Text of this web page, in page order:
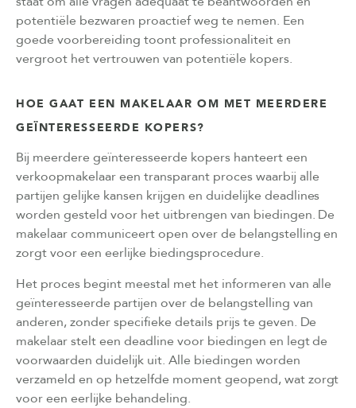
potentiële bezwaren proactief weg te nemen. Een
goede voorbereiding toont professionaliteit en
vergroot het vertrouwen van potentiële kopers.
HOE GAAT EEN MAKELAAR OM MET MEERDERE
GEÏNTERESSEERDE KOPERS?
Bij meerdere geïnteresseerde kopers hanteert een
verkoopmakelaar een transparant proces waarbij alle
partijen gelijke kansen krijgen en duidelijke deadlines
worden gesteld voor het uitbrengen van biedingen. De
makelaar communiceert open over de belangstelling en
zorgt voor een eerlijke biedingsprocedure.
Het proces begint meestal met het informeren van alle
geïnteresseerde partijen over de belangstelling van
anderen, zonder specifieke details prijs te geven. De
makelaar stelt een deadline voor biedingen en legt de
voorwaarden duidelijk uit. Alle biedingen worden
verzameld en op hetzelfde moment geopend, wat zorgt
voor een eerlijke behandeling.